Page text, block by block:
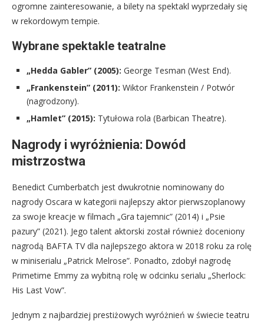
ogromne zainteresowanie, a bilety na spektakl wyprzedały się
w rekordowym tempie.
Wybrane spektakle teatralne
„Hedda Gabler” (2005): George Tesman (West End).
„Frankenstein” (2011): Wiktor Frankenstein / Potwór
(nagrodzony).
„Hamlet” (2015): Tytułowa rola (Barbican Theatre).
Nagrody i wyróżnienia: Dowód
mistrzostwa
Benedict Cumberbatch jest dwukrotnie nominowany do
nagrody Oscara w kategorii najlepszy aktor pierwszoplanowy
za swoje kreacje w filmach „Gra tajemnic” (2014) i „Psie
pazury” (2021). Jego talent aktorski został również doceniony
nagrodą BAFTA TV dla najlepszego aktora w 2018 roku za rolę
w miniserialu „Patrick Melrose”. Ponadto, zdobył nagrodę
Primetime Emmy za wybitną rolę w odcinku serialu „Sherlock:
His Last Vow”.
Jednym z najbardziej prestiżowych wyróżnień w świecie teatru